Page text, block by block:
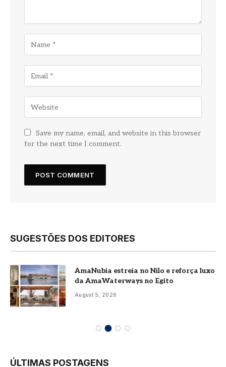
Save my name, email, and website in this browser
for the next time I comment.
SUGESTÕES DOS EDITORES
AmaNubia estreia no Nilo e reforça luxo
da AmaWaterways no Egito
August 5, 2026
ÚLTIMAS POSTAGENS